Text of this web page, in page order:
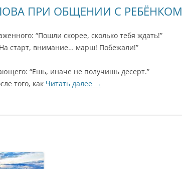
ПРИ ОБЩЕНИИ С РЕБЁНКОМ
“Пошли скорее, сколько тебя ждать!”
старт, внимание… марш! Побежали!”
“Ешь, иначе не получишь десерт.”
того, как Читать далее →